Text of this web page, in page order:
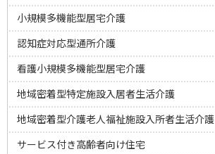
小規模多機能型居宅介護
認知症対応型通所介護
看護小規模多機能型居宅介護
地域密着型特定施設入居者生活介護
地域密着型介護老人福祉施設入所者生活介護
サービス付き高齢者向け住宅